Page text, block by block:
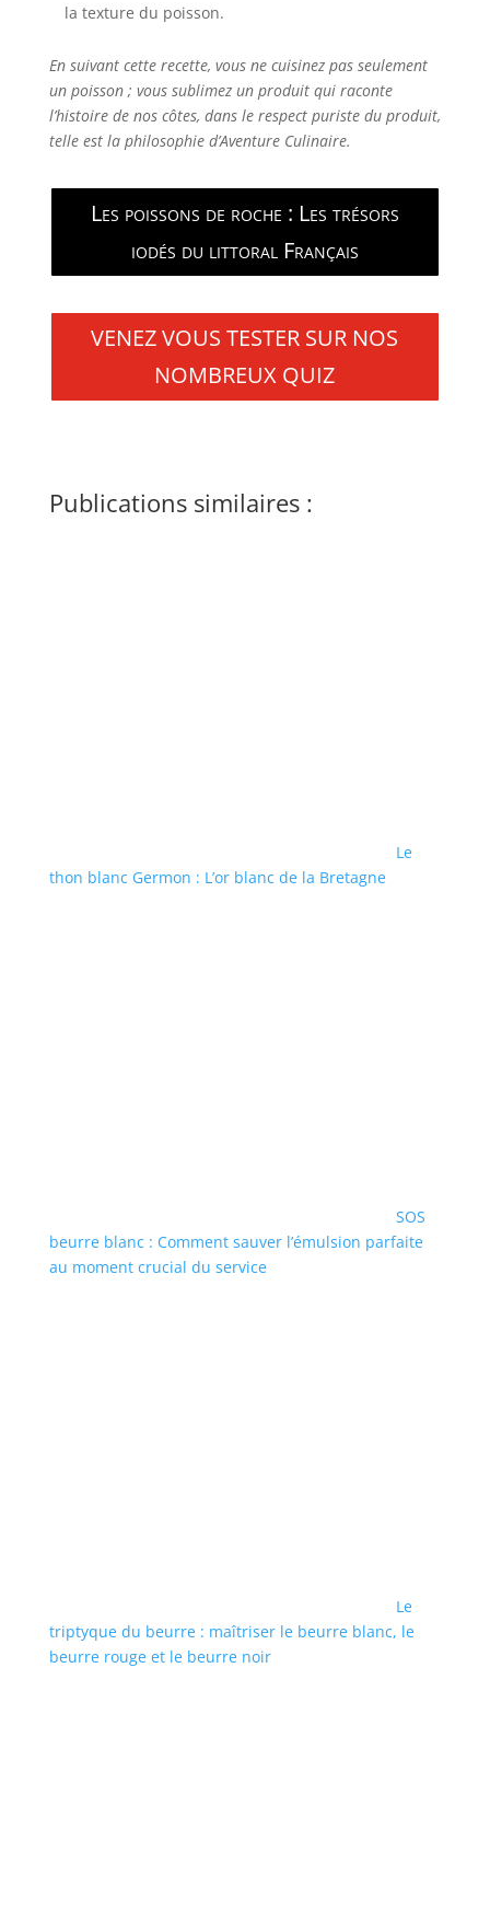
la texture du poisson.
En suivant cette recette, vous ne cuisinez pas seulement
un poisson ; vous sublimez un produit qui raconte
l’histoire de nos côtes, dans le respect puriste du produit,
telle est la philosophie d’Aventure Culinaire.
Les poissons de roche : Les trésors
iodés du littoral Français
VENEZ VOUS TESTER SUR NOS
NOMBREUX QUIZ
Publications similaires :
Le
thon blanc Germon : L’or blanc de la Bretagne
SOS
beurre blanc : Comment sauver l’émulsion parfaite
au moment crucial du service
Le
triptyque du beurre : maîtriser le beurre blanc, le
beurre rouge et le beurre noir